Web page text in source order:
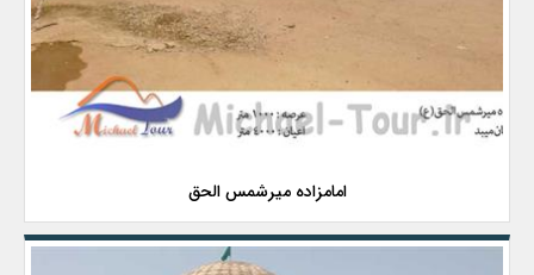
امامزاده میرشمس الحق